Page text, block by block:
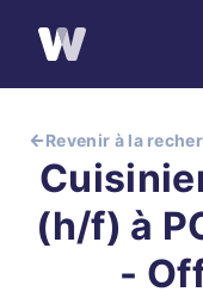
Revenir à la
(h/f) à
-